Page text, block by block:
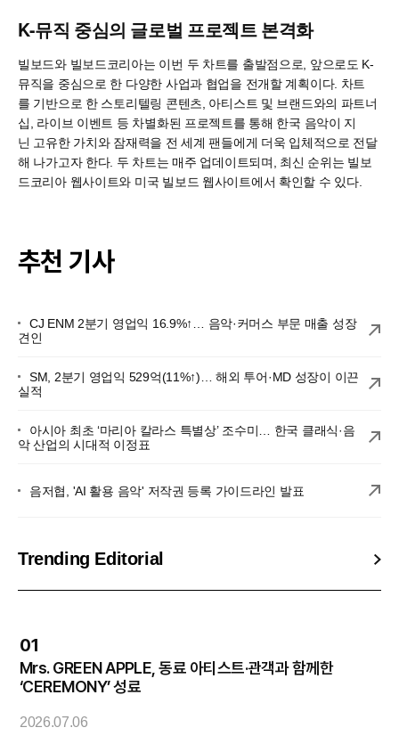
K-뮤직 중심의 글로벌 프로젝트 본격화
빌보드와 빌보드코리아는 이번 두 차트를 출발점으로, 앞으로도 K-
뮤직을 중심으로 한 다양한 사업과 협업을 전개할 계획이다. 차트
를 기반으로 한 스토리텔링 콘텐츠, 아티스트 및 브랜드와의 파트너
십, 라이브 이벤트 등 차별화된 프로젝트를 통해 한국 음악이 지
닌 고유한 가치와 잠재력을 전 세계 팬들에게 더욱 입체적으로 전달
해 나가고자 한다. 두 차트는 매주 업데이트되며, 최신 순위는 빌보
드코리아 웹사이트와 미국 빌보드 웹사이트에서 확인할 수 있다.
추천 기사
CJ ENM 2분기 영업익 16.9%↑… 음악·커머스 부문 매출 성장
견인
SM, 2분기 영업익 529억(11%↑)… 해외 투어·MD 성장이 이끈
실적
아시아 최초 ‘마리아 칼라스 특별상’ 조수미… 한국 클래식·음
악 산업의 시대적 이정표
음저협, 'AI 활용 음악' 저작권 등록 가이드라인 발표
Trending Editorial
01
Mrs. GREEN APPLE, 동료 아티스트·관객과 함께한
‘CEREMONY’ 성료
2026.07.06